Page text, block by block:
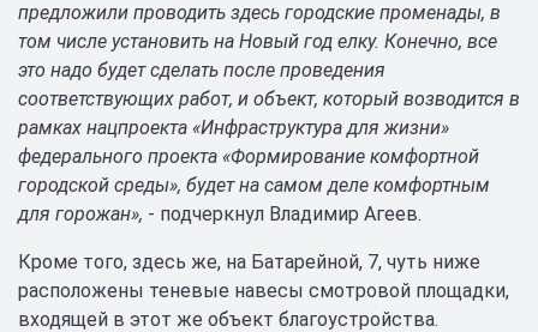
предложили проводить здесь городские променады, в
том числе установить на Новый год елку. Конечно, все
это надо будет сделать после проведения
соответствующих работ, и объект, который возводится в
рамках нацпроекта «Инфраструктура для жизни»
федерального проекта «Формирование комфортной
городской среды», будет на самом деле комфортным
для горожан», - подчеркнул Владимир Агеев.
Кроме того, здесь же, на Батарейной, 7, чуть ниже
расположены теневые навесы смотровой площадки,
входящей в этот же объект благоустройства.